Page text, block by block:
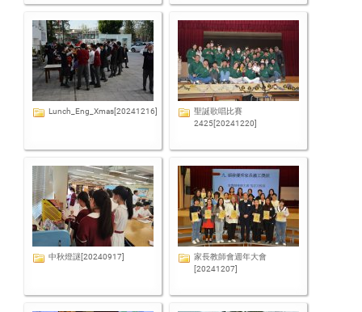
Lunch_Eng_Xmas[20241216]
聖誕歌唱比賽
2425[20241220]
中秋燈謎[20240917]
家長教師會週年大會
[20241207]